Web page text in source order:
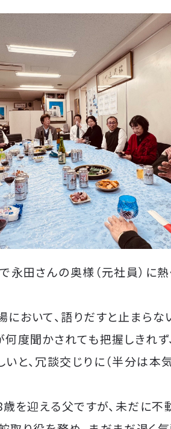
永田さんの奥様（元社員）に
において、語りだすと止まら
何度聞かされても把握しきれ
と、冗談交じりに（半分は本
歳を迎える父ですが、未だに不